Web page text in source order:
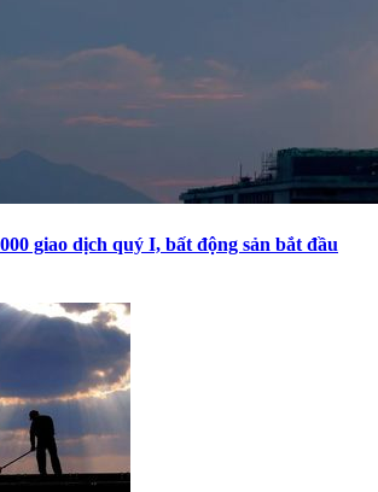
giao dịch quý I, bất động sản bắt đầu